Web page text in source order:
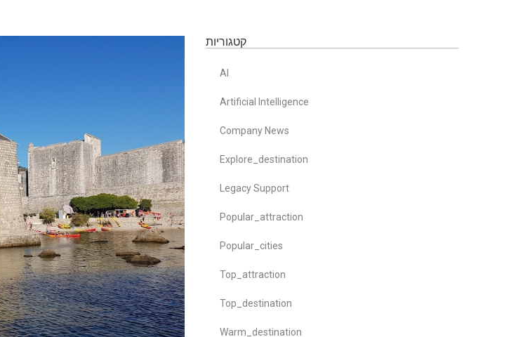
קטגוריות
AI
Artificial Intelligence
Company News
Explore_destination
Legacy Support
Popular_attraction
Popular_cities
Top_attraction
Top_destination
Warm_destination